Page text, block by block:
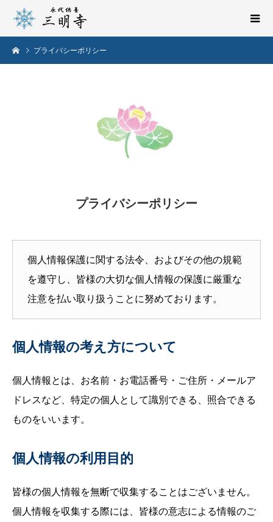
プライバシーポリシー
プライバシーポリシー
個人情報保護に関する法令、およびその他の規範
を遵守し、皆様の大切な個人情報の保護に厳重な
注意を払い取り扱うことに努めております。
個人情報の考え方について
個人情報とは、お名前・お電話番号・ご住所・メールア
ドレスなど、特定の個人として識別できる、照合できる
ものをいいます。
個人情報の利用目的
皆様の個人情報を無断で収集することはございません。
個人情報を収集する際には、皆様の意志による情報のご